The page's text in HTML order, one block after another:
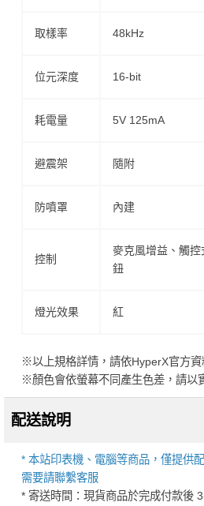
取樣率 48kHz
位元深度 16-bit
耗電量 5V 125mA
避震架 隨附
防噴罩 內建
控制
麥克風增益、觸
鈕
燈光效果 紅
※以上規格詳情，請依HyperX官方資
※顏色會依螢幕不同產生色差，請以
配送說明
* 本站印表機、電腦等商品，僅提供
需要請聯繫客服
* 寄送時間：現貨商品於完成付款後